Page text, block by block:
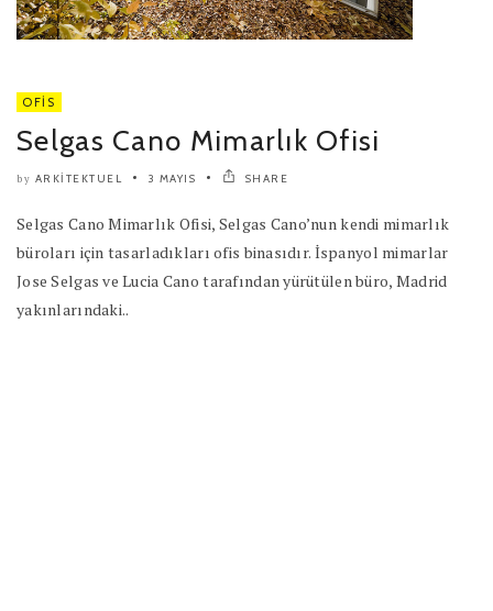
OFIS
Selgas Cano Mimarlık Ofisi
by ARKITEKTUEL 3 MAYIS SHARE
Selgas Cano Mimarlık Ofisi, Selgas Cano’nun kendi mimarlık
büroları için tasarladıkları ofis binasıdır. İspanyol mimarlar
Jose Selgas ve Lucia Cano tarafından yürütülen büro, Madrid
yakınlarındaki..